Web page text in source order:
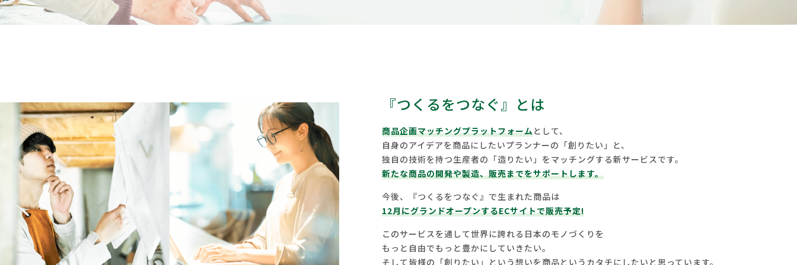
『つくるをつなぐ』とは
商品企画マッチングプラットフォームとして、
自身のアイデアを商品にしたいプランナーの「創りたい」と、
独自の技術を持つ生産者の「造りたい」をマッチングする新サービスです。
新たな商品の開発や製造、販売までをサポートします。
今後、『つくるをつなぐ』で生まれた商品は
12月にグランドオープンするECサイトで販売予定!
このサービスを通して世界に誇れる日本のモノづくりを
もっと自由でもっと豊かにしていきたい。
そして皆様の「創りたい」という想いを商品というカタチにしたいと思っています。